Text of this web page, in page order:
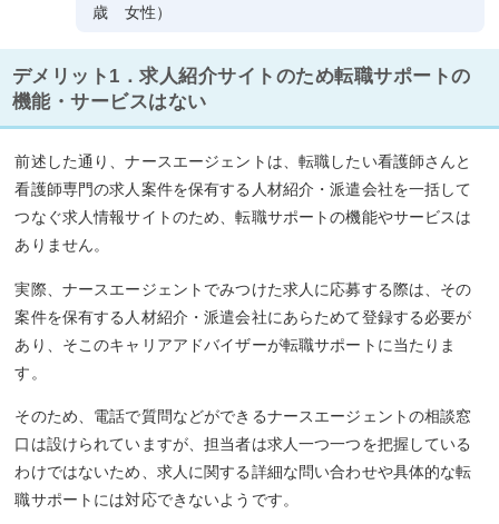
歳 女性）
デメリット1．求人紹介サイトのため転職サポートの
機能・サービスはない
前述した通り、ナースエージェントは、転職したい看護師さんと
看護師専門の求人案件を保有する人材紹介・派遣会社を一括して
つなぐ求人情報サイトのため、転職サポートの機能やサービスは
ありません。
実際、ナースエージェントでみつけた求人に応募する際は、その
案件を保有する人材紹介・派遣会社にあらためて登録する必要が
あり、そこのキャリアアドバイザーが転職サポートに当たりま
す。
そのため、電話で質問などができるナースエージェントの相談窓
口は設けられていますが、担当者は求人一つ一つを把握している
わけではないため、求人に関する詳細な問い合わせや具体的な転
職サポートには対応できないようです。